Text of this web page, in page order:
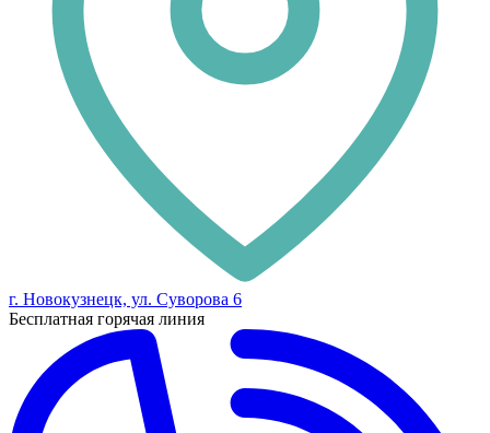
г. Новокузнецк, ул. Суворова 6
Бесплатная горячая линия